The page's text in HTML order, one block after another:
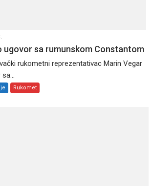
ugovor sa rumunskom Constantom
rukometni reprezentativac Marin Vegar
Rukomet